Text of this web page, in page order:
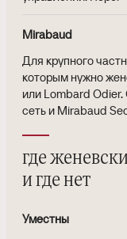
Mirabaud
Для крупного
которым нужно
или Lombard
сеть и Mirabaud
где
и где нет
Уместны